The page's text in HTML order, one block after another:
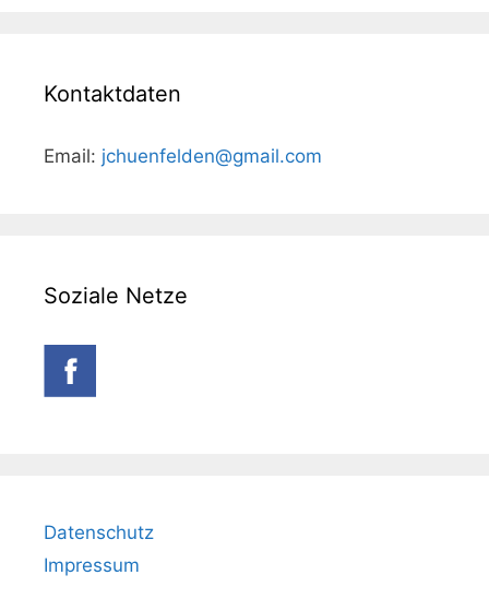
Kontaktdaten
Email: jchuenfelden@gmail.com
Soziale Netze
Datenschutz
Impressum